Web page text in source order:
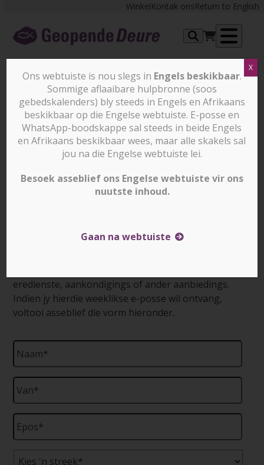
content
WinkelKontak onsReturn to English
WÊRELDWAARNEMINGSLYS
GEBEDSFLITSE
kort oorsig oor ŉ land en relevante
eredienste, aankondigings of ander aanbiedings.
Indien jy hierdie weeklikse e-posse wil ontvang,
voltooi asseblief die vorm hieronder.
Naam
Van
Epos
Streek
Ons webtuiste is nou slegs in Engels beskikbaar.
Sommige aflaaibare hulpbronne (soos
gebedskalenders) bly steeds in Engels en Afrikaans
beskikbaar op die Engelse webtuiste. E-posse en
WhatsApp-boodskappe sal steeds in beide Engels
en Afrikaans beskikbaar wees, maar alle skakels sal
jou na die Engelse webtuiste lei.
Besoek asseblief ons Engelse webtuiste vir ons
nuutste inhoud.
Gaan na webtuiste
X